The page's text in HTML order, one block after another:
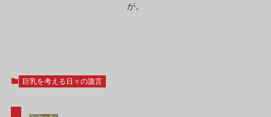
が。
巨乳を考える日々の讒言